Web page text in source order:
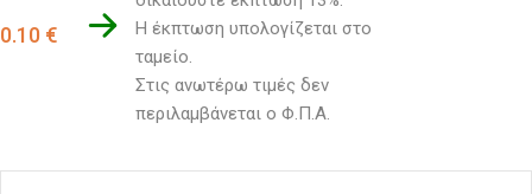
0.10 €
Η έκπτωση υπολογίζεται στο
ταμείο.
Στις ανωτέρω τιμές δεν
περιλαμβάνεται ο Φ.Π.Α.